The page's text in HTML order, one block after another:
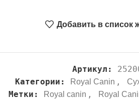
Добавить в список
Артикул:
Категории:
Royal Canin ,
Метки: Royal canin , Royal